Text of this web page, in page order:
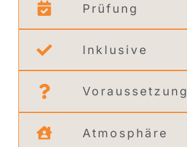
Prüfung
Inklusive
Voraussetzung
Atmosphäre